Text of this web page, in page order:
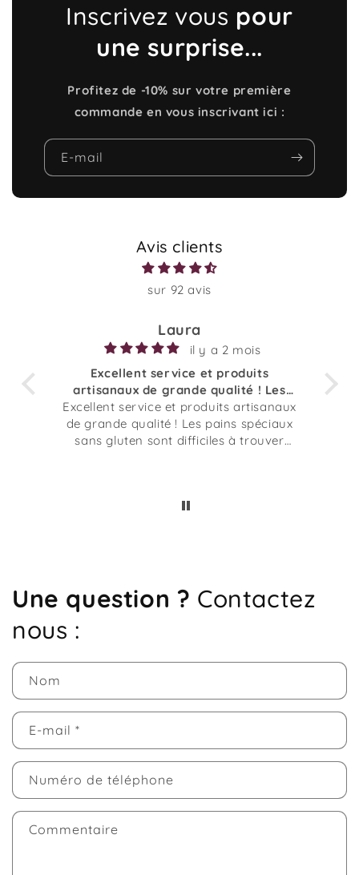
Inscrivez vous pour
une surprise...
Profitez de -10% sur votre première
commande en vous inscrivant ici :
E-mail
Avis clients
sur 92 avis
Anonyme
il y a 2 mois
super
super
Une question ? Contactez
nous :
Nom
E-mail *
Numéro de téléphone
Commentaire